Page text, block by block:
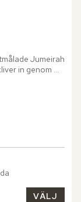
Jumeirah
in genom
VÄLJ